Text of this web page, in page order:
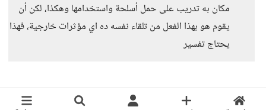
مكان به تدريب على حمل أسلحة واستخدامها وهكذا، لكن أن
يقوم هو بهذا الفعل من تلقاء نفسه ده اي مؤثرات خارجية، فهذا
يحتاج تفسير